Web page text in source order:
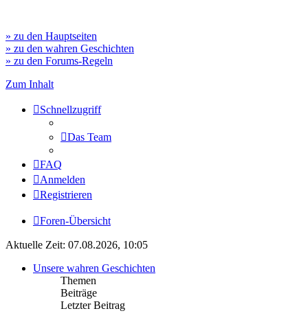
» zu den Hauptseiten
» zu den wahren Geschichten
» zu den Forums-Regeln
Zum Inhalt
Schnellzugriff
Das Team
FAQ
Anmelden
Registrieren
Foren-Übersicht
Aktuelle Zeit: 07.08.2026, 10:05
Unsere wahren Geschichten
Themen
Beiträge
Letzter Beitrag